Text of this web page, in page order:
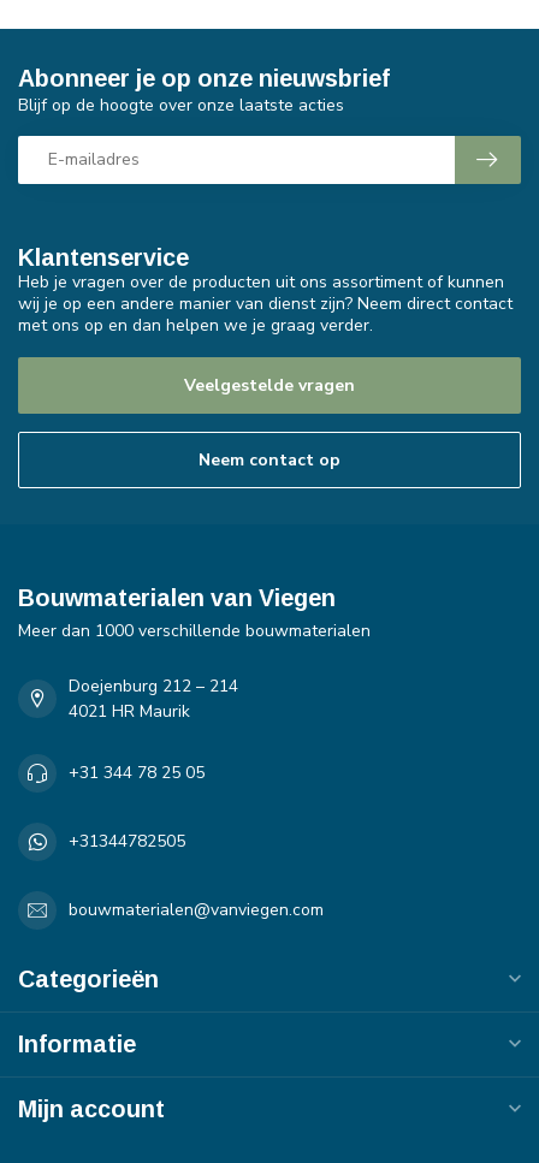
Klantenservice
Heb je vragen over de producten uit ons assortiment of kunnen
wij je op een andere manier van dienst zijn? Neem direct contact
met ons op en dan helpen we je graag verder.
Veelgestelde vragen
Neem contact op
Abonneer je op onze nieuwsbrief
Blijf op de hoogte over onze laatste acties
Bouwmaterialen van Viegen
Meer dan 1000 verschillende bouwmaterialen
Doejenburg 212 – 214
4021 HR Maurik
+31 344 78 25 05
+31344782505
bouwmaterialen@vanviegen.com
Categorieën
Informatie
Mijn account